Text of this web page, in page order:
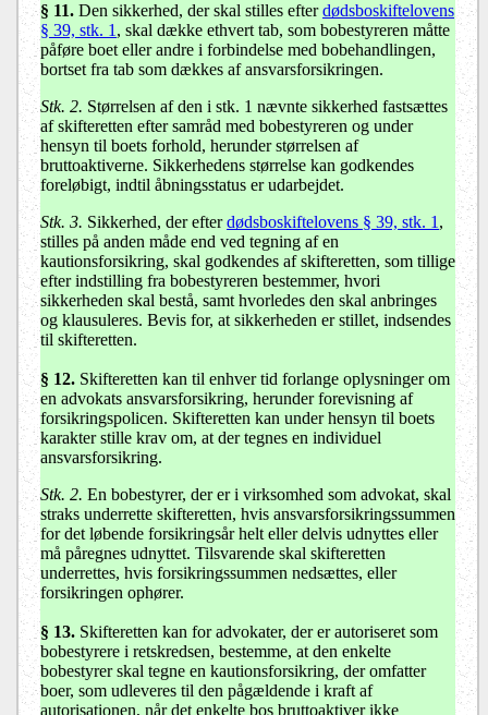
§ 11. Den sikkerhed, der skal stilles efterdødsboskiftelovens
§ 39, stk. 1, skal dække ethvert tab, som bobestyreren måtte
påføre boet eller andre i forbindelse med bobehandlingen,
bortset fra tab som dækkes af ansvarsforsikringen.
Stk. 2. Størrelsen af den i stk. 1 nævnte sikkerhed fastsættes
af skifteretten efter samråd med bobestyreren og under
hensyn til boets forhold, herunder størrelsen af
bruttoaktiverne. Sikkerhedens størrelse kan godkendes
foreløbigt, indtil åbningsstatus er udarbejdet.
Stk. 3. Sikkerhed, der efterdødsboskiftelovens § 39, stk. 1,
stilles på anden måde end ved tegning af en
kautionsforsikring, skal godkendes af skifteretten, som tillige
efter indstilling fra bobestyreren bestemmer, hvori
sikkerheden skal bestå, samt hvorledes den skal anbringes
og klausuleres. Bevis for, at sikkerheden er stillet, indsendes
til skifteretten.
§ 12. Skifteretten kan til enhver tid forlange oplysninger om
en advokats ansvarsforsikring, herunder forevisning af
forsikringspolicen. Skifteretten kan under hensyn til boets
karakter stille krav om, at der tegnes en individuel
ansvarsforsikring.
Stk. 2. En bobestyrer, der er i virksomhed som advokat, skal
straks underrette skifteretten, hvis ansvarsforsikringssummen
for det løbende forsikringsår helt eller delvis udnyttes eller
må påregnes udnyttet. Tilsvarende skal skifteretten
underrettes, hvis forsikringssummen nedsættes, eller
forsikringen ophører.
§ 13. Skifteretten kan for advokater, der er autoriseret som
bobestyrere i retskredsen, bestemme, at den enkelte
bobestyrer skal tegne en kautionsforsikring, der omfatter
boer, som udleveres til den pågældende i kraft af
autorisationen, når det enkelte bos bruttoaktiver ikke